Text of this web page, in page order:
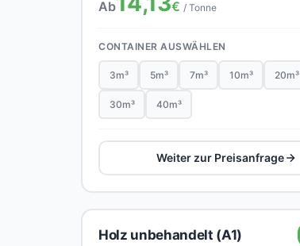
Ab € / Tonne
CONTAINER AUSWÄHLEN
3m³ 5m³ 7m³ 10m³ 20m³
30m³ 40m³
Weiter zur Preisanfrage
Holz unbehandelt (A1)